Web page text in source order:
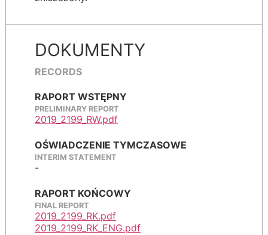
DOKUMENTY
RECORDS
RAPORT WSTĘPNY
PRELIMINARY REPORT
2019_2199_RW.pdf
OŚWIADCZENIE TYMCZASOWE
INTERIM STATEMENT
-
RAPORT KOŃCOWY
FINAL REPORT
2019_2199_RK.pdf
2019_2199_RK_ENG.pdf